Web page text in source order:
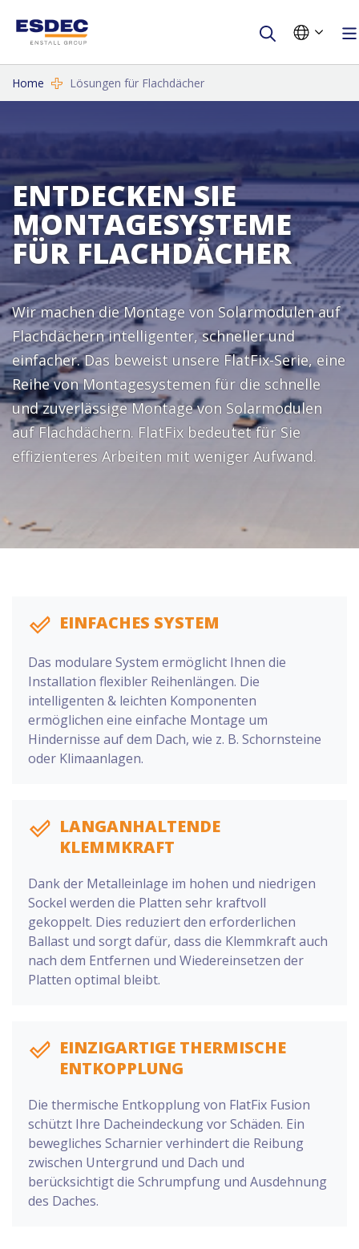
Home Lösungen für Flachdächer
ENTDECKEN SIE
MONTAGESYSTEME
FÜR FLACHDÄCHER
Wir machen die Montage von Solarmodulen auf
Flachdächern intelligenter, schneller und
einfacher. Das beweist unsere FlatFix-Serie, eine
Reihe von Montagesystemen für die schnelle
und zuverlässige Montage von Solarmodulen
auf Flachdächern. FlatFix bedeutet für Sie
effizienteres Arbeiten mit weniger Aufwand.
EINFACHES SYSTEM
Das modulare System ermöglicht Ihnen die
Installation flexibler Reihenlängen. Die
intelligenten & leichten Komponenten
ermöglichen eine einfache Montage um
Hindernisse auf dem Dach, wie z. B. Schornsteine
oder Klimaanlagen.
LANGANHALTENDE
KLEMMKRAFT
Dank der Metalleinlage im hohen und niedrigen
Sockel werden die Platten sehr kraftvoll
gekoppelt. Dies reduziert den erforderlichen
Ballast und sorgt dafür, dass die Klemmkraft auch
nach dem Entfernen und Wiedereinsetzen der
Platten optimal bleibt.
EINZIGARTIGE THERMISCHE
ENTKOPPLUNG
Die thermische Entkopplung von FlatFix Fusion
schützt Ihre Dacheindeckung vor Schäden. Ein
bewegliches Scharnier verhindert die Reibung
zwischen Untergrund und Dach und
berücksichtigt die Schrumpfung und Ausdehnung
des Daches.